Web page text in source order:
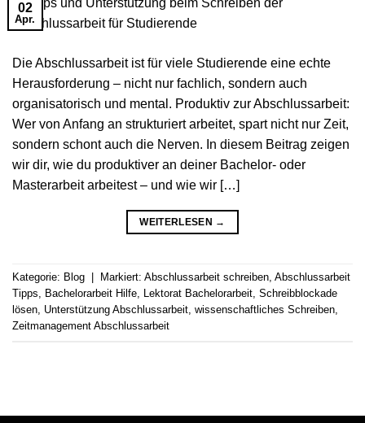
02
Apr.
Die Abschlussarbeit ist für viele Studierende eine echte
Herausforderung – nicht nur fachlich, sondern auch
organisatorisch und mental. Produktiv zur Abschlussarbeit:
Wer von Anfang an strukturiert arbeitet, spart nicht nur Zeit,
sondern schont auch die Nerven. In diesem Beitrag zeigen
wir dir, wie du produktiver an deiner Bachelor- oder
Masterarbeit arbeitest – und wie wir […]
WEITERLESEN →
Kategorie: Blog Markiert: Abschlussarbeit schreiben Abschlussarbeit
Tipps
Bachelorarbeit Hilfe Lektorat Bachelorarbeit Schreibblockade
lösen Unterstützung Abschlussarbeit wissenschaftliches Schreiben
Zeitmanagement Abschlussarbeit